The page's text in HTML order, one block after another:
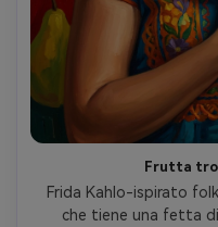
Frutta
Frida Kahlo-ispirato
che tiene una fetta